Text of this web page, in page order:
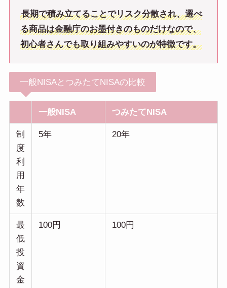
長期で積み立てることでリスク分散され、選べ
る商品は金融庁のお墨付きのものだけなので、
初心者さんでも取り組みやすいのが特徴です。
一般NISAとつみたてNISAの比較
一般NISA つみたてNISA
制
度
利
用
年
数
5年 20年
最
低
投
資
金
100円 100円